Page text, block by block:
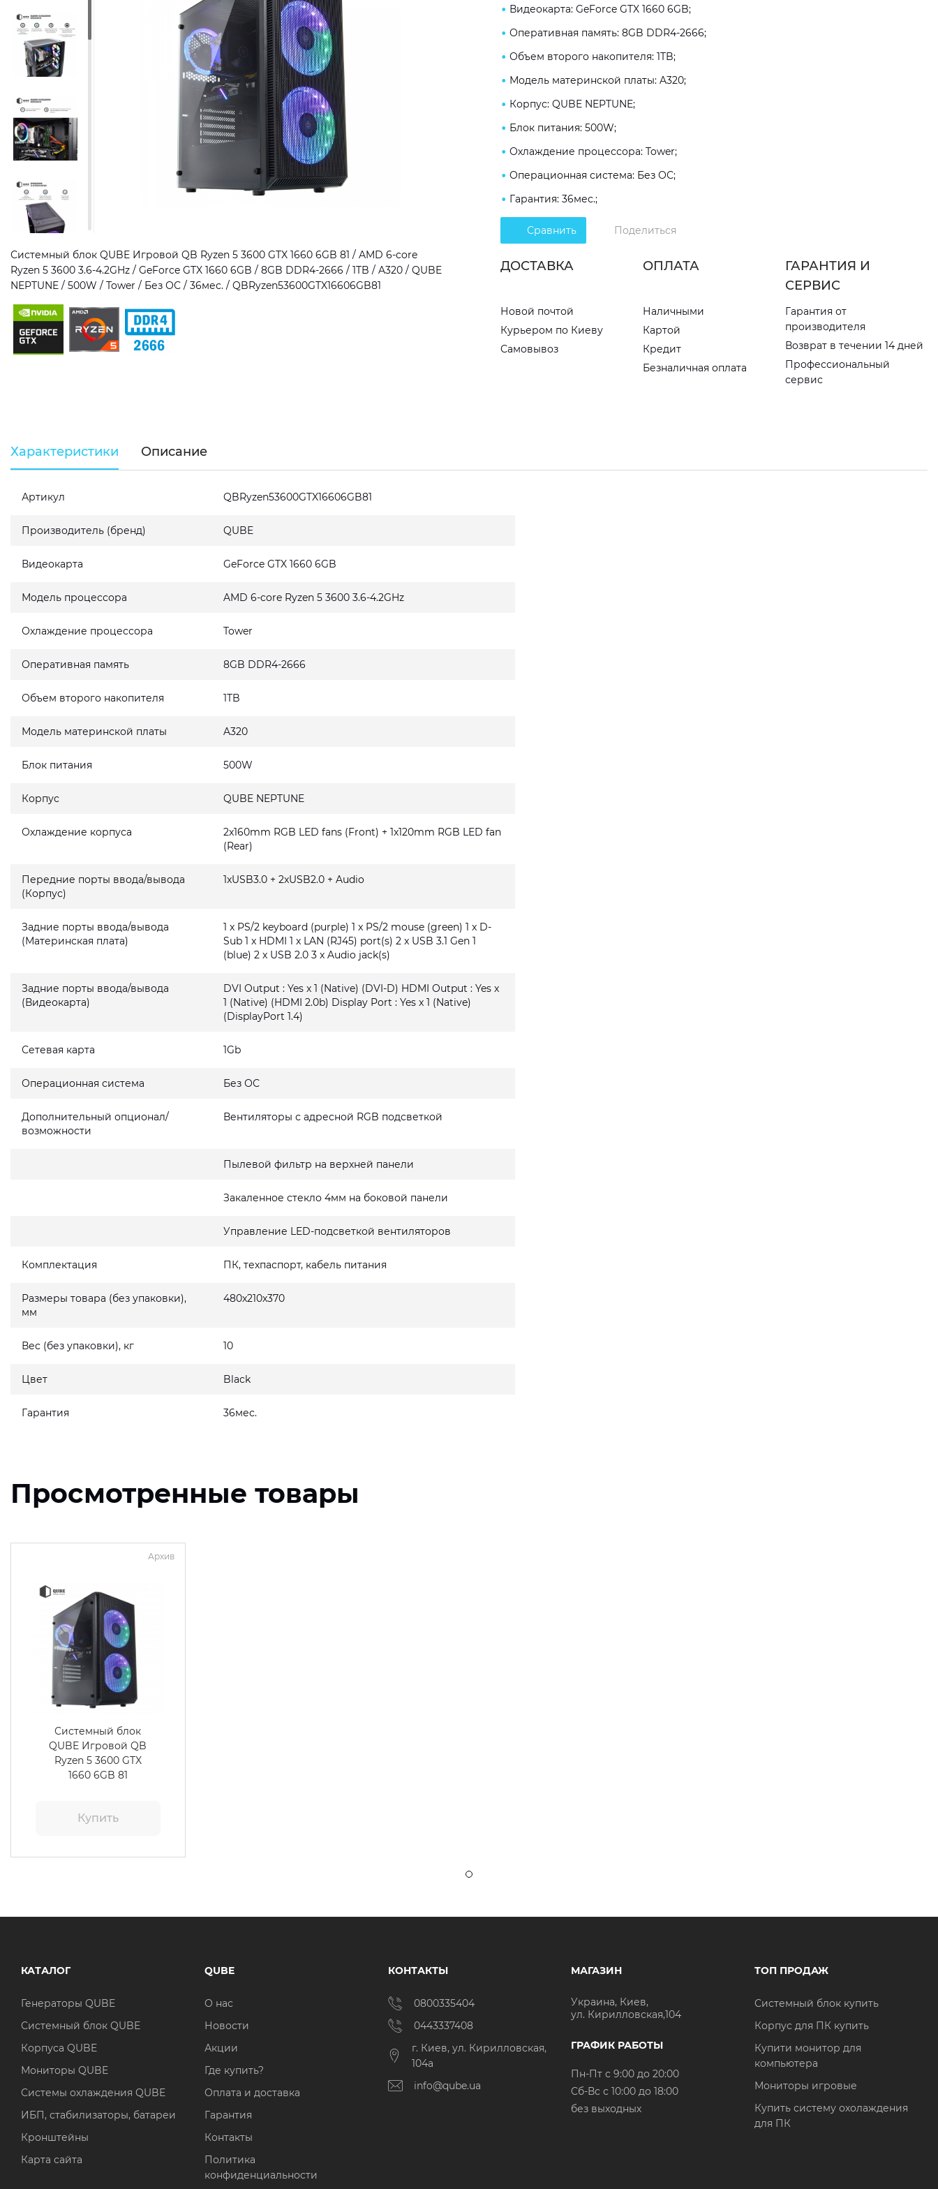
Системный блок QUBE Игровой QB Ryzen 5 3600 GTX 1660 6GB 81 / AMD 6-core
Ryzen 5 3600 3.6-4.2GHz / GeForce GTX 1660 6GB / 8GB DDR4-2666 / 1TB / A320 / QUBE
NEPTUNE / 500W / Tower / Без ОС / 36мес. / QBRyzen53600GTX16606GB81
Видеокарта: GeForce GTX 1660 6GB;
Оперативная память: 8GB DDR4-2666;
Объем второго накопителя: 1TB;
Модель материнской платы: A320;
Корпус: QUBE NEPTUNE;
Блок питания: 500W;
Охлаждение процессора: Tower;
Операционная система: Без ОС;
Гарантия: 36мес.;
Сравнить Поделиться
ДОСТАВКА
Новой почтой
Курьером по Киеву
Самовывоз
ОПЛАТА
Наличными
Картой
Кредит
Безналичная оплата
ГАРАНТИЯ И
СЕРВИС
Гарантия от
производителя
Возврат в течении 14 дней
Профессиональный
сервис
Характеристики Описание
Артикул QBRyzen53600GTX16606GB81
Производитель (бренд) QUBE
Видеокарта GeForce GTX 1660 6GB
Модель процессора AMD 6-core Ryzen 5 3600 3.6-4.2GHz
Охлаждение процессора Tower
Оперативная память 8GB DDR4-2666
Объем второго накопителя 1TB
Модель материнской платы A320
Блок питания 500W
Корпус QUBE NEPTUNE
Охлаждение корпуса
2x160mm RGB LED fans (Front) + 1x120mm RGB LED fan
(Rear)
Передние порты ввода/вывода
(Корпус)
1xUSB3.0 + 2xUSB2.0 + Audio
Задние порты ввода/вывода
(Материнская плата)
1 x PS/2 keyboard (purple) 1 x PS/2 mouse (green) 1 x D-
Sub 1 x HDMI 1 x LAN (RJ45) port(s) 2 x USB 3.1 Gen 1
(blue) 2 x USB 2.0 3 x Audio jack(s)
Задние порты ввода/вывода
(Видеокарта)
DVI Output : Yes x 1 (Native) (DVI-D) HDMI Output : Yes x
1 (Native) (HDMI 2.0b) Display Port : Yes x 1 (Native)
(DisplayPort 1.4)
Сетевая карта 1Gb
Операционная система Без ОС
Дополнительный опционал/
возможности
Вентиляторы с адресной RGB подсветкой
Пылевой фильтр на верхней панели
Закаленное стекло 4мм на боковой панели
Управление LED-подсветкой вентиляторов
Комплектация ПК, техпаспорт, кабель питания
Размеры товара (без упаковки),
мм
480x210x370
Вес (без упаковки), кг 10
Цвет Black
Гарантия 36мес.
Просмотренные товары
Архив
Системный блок
QUBE Игровой QB
Ryzen 5 3600 GTX
1660 6GB 81
Купить
КАТАЛОГ
Генераторы QUBE
Системный блок QUBE
Корпуса QUBE
Мониторы QUBE
Системы охлаждения QUBE
ИБП, стабилизаторы, батареи
Кронштейны
Карта сайта
QUBE
О нас
Новости
Акции
Где купить?
Оплата и доставка
Гарантия
Контакты
Политика
конфиденциальности
КОНТАКТЫ
0800335404
0443337408
г. Киев, ул. Кирилловская,
104а
info@qube.ua
МАГАЗИН
Украина, Киев,
ул. Кирилловская,104
ГРАФИК РАБОТЫ
Пн-Пт с 9:00 до 20:00
Cб-Вс с 10:00 до 18:00
без выходных
ТОП ПРОДАЖ
Системный блок купить
Корпус для ПК купить
Купити монитор для
компьютера
Мониторы игровые
Купить систему охолаждения
для ПК